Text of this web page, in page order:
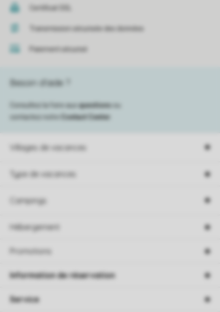
Certificat SSL
Transmission sécurisée des données
Paiement sécurisé
Villages de vacances
Type de vacances
Campings
Hébergement
Promotions
Besoin d’aide ?
Consultez la foire aux questions
contactez notre
Contact Center
Information de réservation
Service